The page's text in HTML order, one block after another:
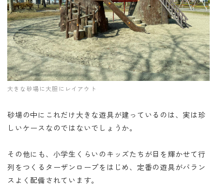
大きな砂場に大胆にレイアウト
砂場の中にこれだけ大きな遊具が建っているのは、実は珍
しいケースなのではないでしょうか。
その他にも、小学生くらいのキッズたちが目を輝かせて行
列をつくるターザンロープをはじめ、定番の遊具がバラン
スよく配備されています。